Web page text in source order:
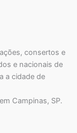
consertos e
e nacionais de
a cidade de
Campinas, SP.